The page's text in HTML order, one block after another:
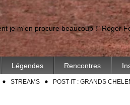
je m'en procure beaucoup !" Roger
Légendes Rencontres
STREAMS POST-IT : GRANDS